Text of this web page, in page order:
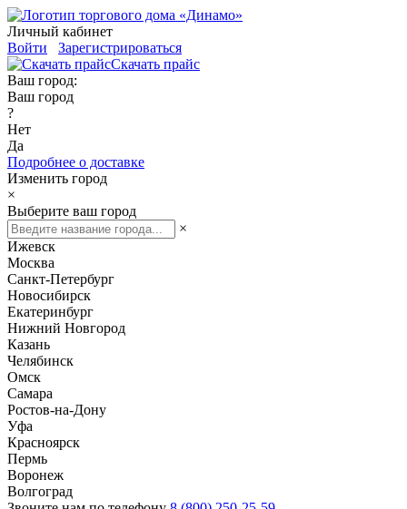
Личный кабинет
Войти
Зарегистрироваться
Скачать прайс
Ваш город:
Ваш город
?
Нет
Да
Подробнее о доставке
Изменить город
×
Выберите ваш город
×
Ижевск
Москва
Санкт-Петербург
Новосибирск
Екатеринбург
Нижний Новгород
Казань
Челябинск
Омск
Самара
Ростов-на-Дону
Уфа
Красноярск
Пермь
Воронеж
Волгоград